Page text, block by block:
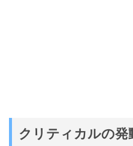
クリティカルの発